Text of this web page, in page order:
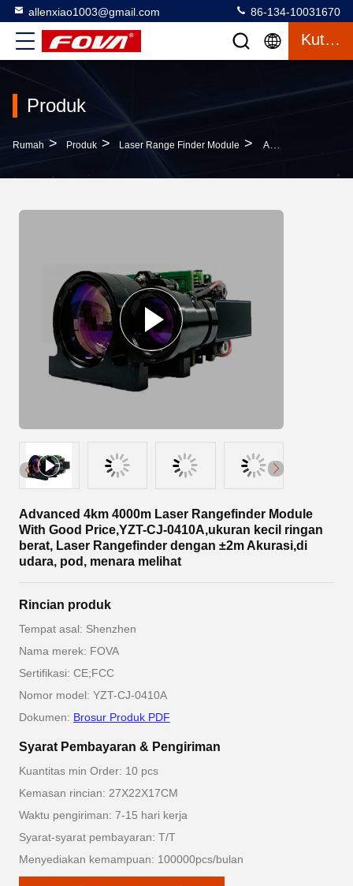
allenxiao1003@gmail.com 86-134-10031670
Kutipan
Produk
Rumah > Produk > Laser Range Finder Module > Advanced 4km 4000m Laser Rangefinder Module With Good Price,YZT-CJ-0410A,ukuran Kecil Ringan Berat, Laser Rangefinder Dengan ±2m Akurasi,di Udara, Pod, Menara Melihat
Advanced 4km 4000m Laser Rangefinder Module
With Good Price,YZT-CJ-0410A,ukuran kecil ringan
berat, Laser Rangefinder dengan ±2m Akurasi,di
udara, pod, menara melihat
Rincian produk
Tempat asal: Shenzhen
Nama merek: FOVA
Sertifikasi: CE;FCC
Nomor model: YZT-CJ-0410A
Dokumen: Brosur Produk PDF
Syarat Pembayaran & Pengiriman
Kuantitas min Order: 10 pcs
Kemasan rincian: 27X22X17CM
Waktu pengiriman: 7-15 hari kerja
Syarat-syarat pembayaran: T/T
Menyediakan kemampuan: 100000pcs/bulan